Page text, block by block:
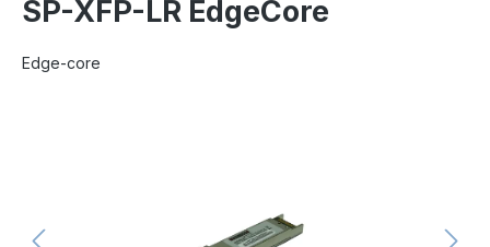
SP-XFP-LR EdgeCore
Edge-core